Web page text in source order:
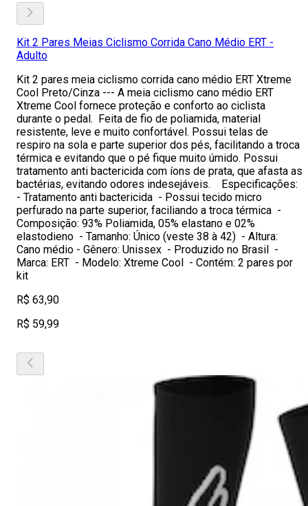
Kit 2 Pares Meias Ciclismo Corrida Cano Médio ERT -
Adulto
Kit 2 pares meia ciclismo corrida cano médio ERT Xtreme
Cool Preto/Cinza --- A meia ciclismo cano médio ERT
Xtreme Cool fornece proteção e conforto ao ciclista
durante o pedal. Feita de fio de poliamida, material
resistente, leve e muito confortável. Possui telas de
respiro na sola e parte superior dos pés, facilitando a troca
térmica e evitando que o pé fique muito úmido. Possui
tratamento anti bactericida com íons de prata, que afasta as
bactérias, evitando odores indesejáveis. Especificações:
- Tratamento anti bactericida - Possui tecido micro
perfurado na parte superior, faciliando a troca térmica -
Composição: 93% Poliamida, 05% elastano e 02%
elastodieno - Tamanho: Único (veste 38 à 42) - Altura:
Cano médio - Gênero: Unissex - Produzido no Brasil -
Marca: ERT - Modelo: Xtreme Cool - Contém: 2 pares por
kit
R$ 63,90
R$ 59,99